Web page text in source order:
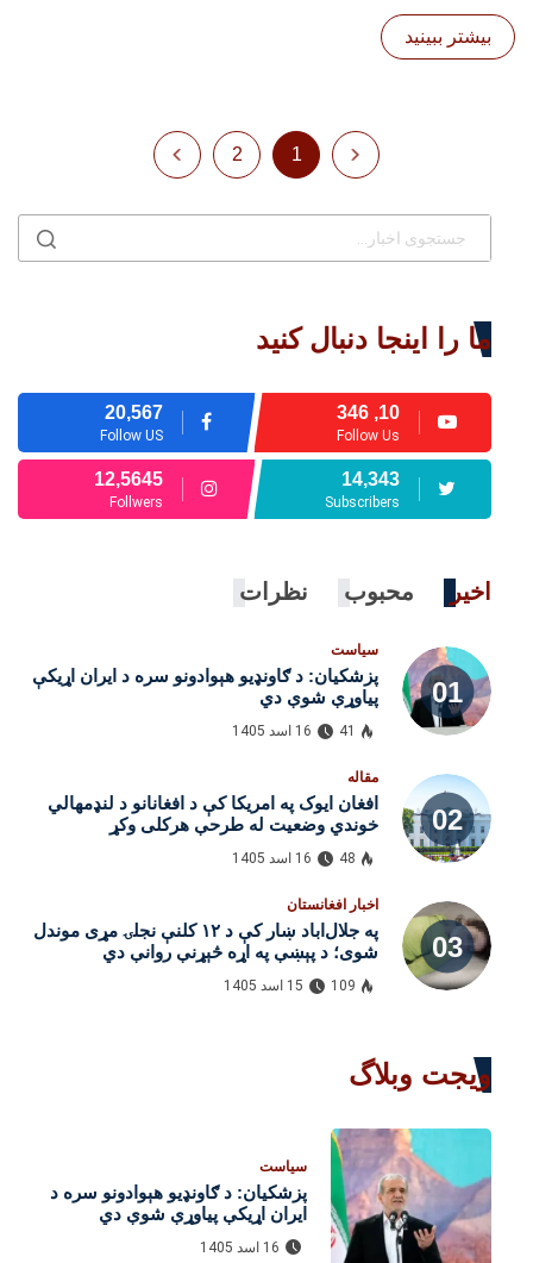
بیشتر ببینید
1
2
ما را اینجا دنبال کنید
20,567
Follow US
10, 346
Follow Us
12,5645
Follwers
14,343
Subscribers
اخیر محبوب نظرات
سیاست
پزشکیان: د ګاونډیو هېوادونو سره د ایران اړیکې
پیاوړې شوې دي
41 16 اسد 1405
مقاله
افغان ایوک په امریکا کې د افغانانو د لنډمهالي
خوندي وضعیت له طرحې هرکلی وکړ
48 16 اسد 1405
اخبار افغانستان
په جلال‌اباد ښار کې د ۱۲ کلنې نجلۍ مړی موندل
شوی؛ د پېښې په اړه څېړنې روانې دي
109 15 اسد 1405
ویجت وبلاگ
سیاست
پزشکیان: د ګاونډیو هېوادونو سره د
ایران اړیکې پیاوړې شوې دي
16 اسد 1405